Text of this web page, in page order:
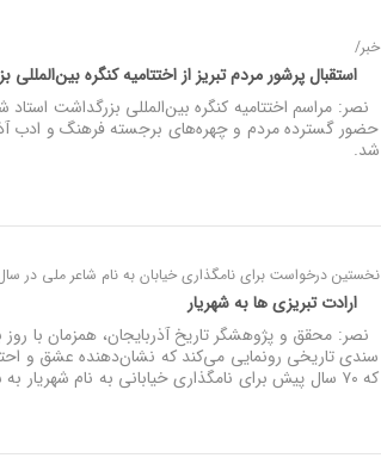
خبر/
استقبال پرشور مردم تبریز از اختتامیه کنگره
حضور گسترده مردم و چهره‌های برجسته فرهنگ و ادب
شد.
نخستین درخواست برای نامگذاری خیابان به نام شاعر ملی در سال
ارادت تبریزی‌ ها به شهریار
نصر: محقق و پژوهشگر تاریخ آذربایجان، همزمان با
سندی تاریخی رونمایی می‌کند که نشان‌دهنده عشق و
که ۷۰ سال پیش برای نامگذاری خیابانی به نام شهریار به شهرداری ارائه شد.